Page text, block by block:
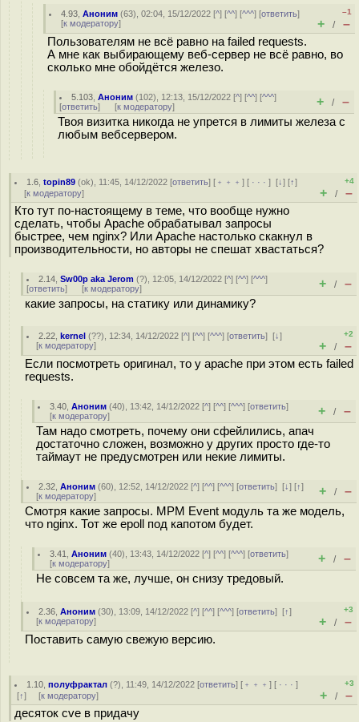
4.93 ,Аноним (63), 02:04, 15/12/2022 [^] [^^] [^^^] [ответить]
[к модератору]
–1
+ / –
Пользователям не всё равно на failed requests.
А мне как выбирающему веб-сервер не всё равно, во
сколько мне обойдётся железо.
5.103 ,Аноним (102), 12:13, 15/12/2022 [^] [^^] [^^^]
[ответить] [к модератору] + / –
Твоя визитка никогда не упрется в лимиты железа с
любым вебсервером.
1.6 ,topin89 (ok), 11:45, 14/12/2022 [ответить] [ ﹢﹢﹢] [ · · ·][↓] [↑]
[к модератору]
+4
+ / –
Кто тут по-настоящему в теме, что вообще нужно
сделать, чтобы Apache обрабатывал запросы
быстрее, чем nginx? Или Apache настолько скакнул в
производительности, но авторы не спешат хвастаться?
2.14 ,Sw00p aka Jerom (?), 12:05, 14/12/2022 [^] [^^] [^^^]
[ответить] [к модератору] + / –
какие запросы, на статику или динамику?
2.22 ,kernel (??), 12:34, 14/12/2022 [^] [^^] [^^^] [ответить][↓]
[к модератору]
+2
+ / –
Если посмотреть оригинал, то у apache при этом есть failed
requests.
3.40 ,Аноним (40), 13:42, 14/12/2022 [^] [^^] [^^^] [ответить]
[к модератору] + / –
Там надо смотреть, почему они сфейлились, апач
достаточно сложен, возможно у других просто где-то
таймаут не предусмотрен или некие лимиты.
2.32 ,Аноним (60), 12:52, 14/12/2022 [^] [^^] [^^^] [ответить][↓] [↑]
[к модератору] + / –
Смотря какие запросы. MPM Event модуль та же модель,
что nginx. Тот же epoll под капотом будет.
3.41 ,Аноним (40), 13:43, 14/12/2022 [^] [^^] [^^^] [ответить]
[к модератору] + / –
Не совсем та же, лучше, он снизу тредовый.
2.36 ,Аноним (30), 13:09, 14/12/2022 [^] [^^] [^^^] [ответить][↑]
[к модератору]
+3
+ / –
Поставить самую свежую версию.
1.10 ,полуфрактал (?), 11:49, 14/12/2022 [ответить] [ ﹢﹢﹢] [ · · ·]
[↑] [к модератору]
+3
+ / –
десяток cve в придачу